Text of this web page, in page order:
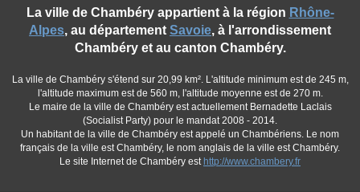
La ville de Chambéry appartient à la région Rhône-
Alpes, au département Savoie, à l'arrondissement
Chambéry et au canton Chambéry.
La ville de Chambéry s'étend sur 20,99 km². L'altitude minimum est de 245 m,
l'altitude maximum est de 560 m, l'altitude moyenne est de 270 m.
Le maire de la ville de Chambéry est actuellement Bernadette Laclais
(Socialist Party) pour le mandat 2008 - 2014.
Un habitant de la ville de Chambéry est appelé un Chambériens. Le nom
français de la ville est Chambéry, le nom anglais de la ville est Chambéry.
Le site Internet de Chambéry est http://www.chambery.fr